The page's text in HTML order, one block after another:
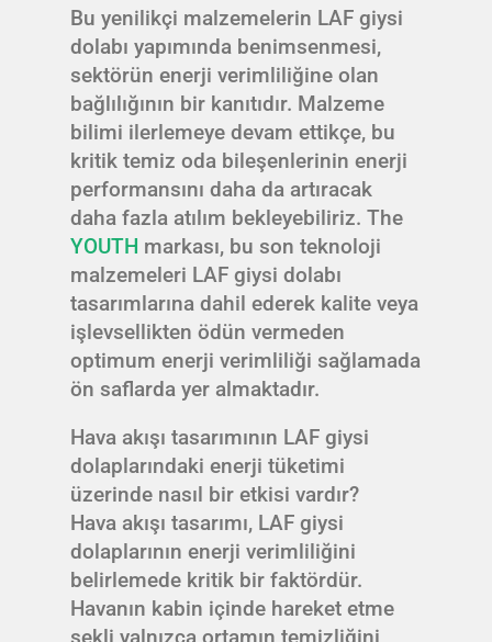
Bu yenilikçi malzemelerin LAF giysi
dolabı yapımında benimsenmesi,
sektörün enerji verimliliğine olan
bağlılığının bir kanıtıdır. Malzeme
bilimi ilerlemeye devam ettikçe, bu
kritik temiz oda bileşenlerinin enerji
performansını daha da artıracak
daha fazla atılım bekleyebiliriz. The
YOUTH markası, bu son teknoloji
malzemeleri LAF giysi dolabı
tasarımlarına dahil ederek kalite veya
işlevsellikten ödün vermeden
optimum enerji verimliliği sağlamada
ön saflarda yer almaktadır.
Hava akışı tasarımının LAF giysi
dolaplarındaki enerji tüketimi
üzerinde nasıl bir etkisi vardır?
Hava akışı tasarımı, LAF giysi
dolaplarının enerji verimliliğini
belirlemede kritik bir faktördür.
Havanın kabin içinde hareket etme
şekli yalnızca ortamın temizliğini